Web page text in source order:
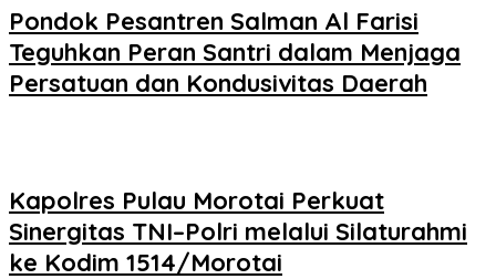
Pondok Pesantren Salman Al Farisi
Teguhkan Peran Santri dalam Menjaga
Persatuan dan Kondusivitas Daerah
Kapolres Pulau Morotai Perkuat
Sinergitas TNI–Polri melalui Silaturahmi
ke Kodim 1514/Morotai